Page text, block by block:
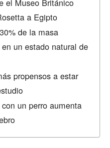
el Museo Británico
a Egipto
de la masa
un estado natural de
propensos a estar
un perro aumenta